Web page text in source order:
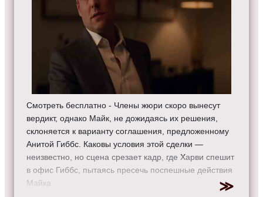
Смотреть бесплатно - Члены жюри скоро вынесут
вердикт, однако Майк, не дожидаясь их решения,
склоняется к варианту соглашения, предложенному
Анитой Гиббс. Каковы условия этой сделки —
неизвестно, но сцена срезает кадр, где Харви спешит
в офис Гиббс, пытаясь пресечь поспешные действия
Майка.